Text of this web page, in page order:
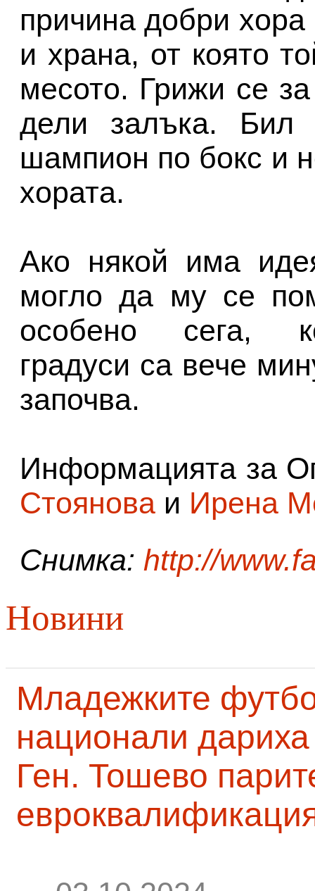
причина добри хора
и храна, от която
месото. Грижи се
дели залъка. Бил
шампион по бокс и
хората.
Ако някой има
могло да му се
особено сега,
градуси са вече
започва.
Информацията за
Стоянова и Ирена
Снимка: http://
Новини
Младежките
национали
Ген. Тошево